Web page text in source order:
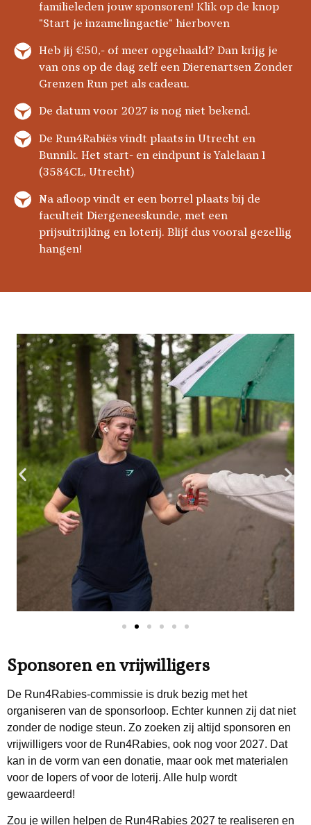
familieleden jouw sponsoren! Klik op de knop
"Start je inzamelingactie" hierboven
Heb jij €50,- of meer opgehaald? Dan krijg je
van ons op de dag zelf een Dierenartsen Zonder
Grenzen Run pet als cadeau.
De datum voor 2027 is nog niet bekend.
De Run4Rabiës vindt plaats in Utrecht en
Bunnik. Het start- en eindpunt is Yalelaan 1
(3584CL, Utrecht)
Na afloop vindt er een borrel plaats bij de
faculteit Diergeneeskunde, met een
prijsuitrijking en loterij. Blijf dus vooral gezellig
hangen!
Sponsoren en vrijwilligers
De Run4Rabies-commissie is druk bezig met het
organiseren van de sponsorloop. Echter kunnen zij dat niet
zonder de nodige steun. Zo zoeken zij altijd sponsoren en
vrijwilligers voor de Run4Rabies, ook nog voor 2027. Dat
kan in de vorm van een donatie, maar ook met materialen
voor de lopers of voor de loterij. Alle hulp wordt
gewaardeerd!
Zou je willen helpen de Run4Rabies 2027 te realiseren en